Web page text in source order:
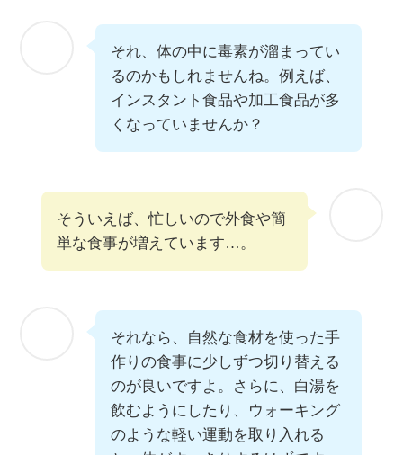
それ、体の中に毒素が溜まってい
るのかもしれませんね。例えば、
インスタント食品や加工食品が多
くなっていませんか？
そういえば、忙しいので外食や簡
単な食事が増えています…。
それなら、自然な食材を使った手
作りの食事に少しずつ切り替える
のが良いですよ。さらに、白湯を
飲むようにしたり、ウォーキング
のような軽い運動を取り入れる